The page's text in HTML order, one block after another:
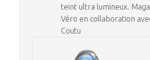
teint ultra lumineux.
Véro en collaboration
Coutu